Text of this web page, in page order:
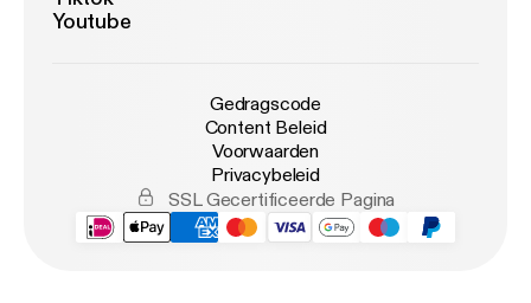
Youtube
Gedragscode
Content Beleid
Voorwaarden
Privacybeleid
SSL Gecertificeerde Pagina